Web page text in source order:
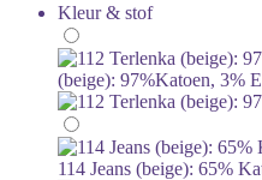
Kleur & stof
(beige): 97%Katoen, 3%
114 Jeans (beige): 65%